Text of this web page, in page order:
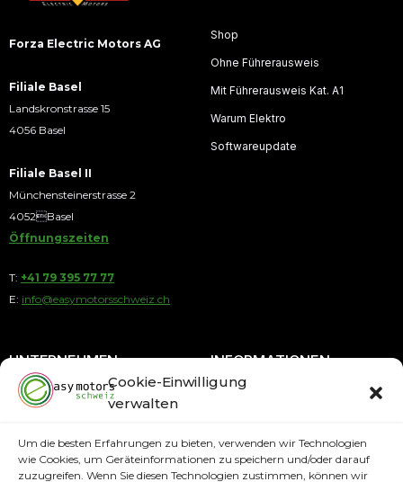
Cookie-Einwilligung
verwalten
Um die besten Erfahrungen zu bieten, verwenden wir Technologien
wie Cookies, um Geräteinformationen zu speichern und/oder darauf
zuzugreifen. Wenn Sie diesen Technologien zustimmen, können wir
Forza Electric Motors AG
Filiale Basel
Landskronstrasse 15
4056 Basel
Filiale Basel II
Münchensteinerstrasse 2
4052Basel
Öffnungszeiten
T: +41 79 395 77 77
E: info@easymotorsschweiz.ch
Shop
Ohne Führerausweis
Mit Führerausweis Kat. A1
Warum Elektro
Softwareupdate
UNTERNEHMEN
Über uns
AGB
INFORMATIONEN
Service